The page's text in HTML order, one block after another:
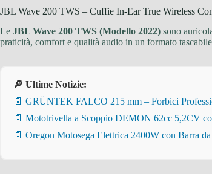
JBL Wave 200 TWS – Cuffie In-Ear True Wireless
Le JBL Wave 200 TWS (Modello 2022) sono
praticità, comfort e qualità audio in un formato
🔎 Ultime Notizie:
📄 GRÜNTEK FALCO 215 mm – Forbici
📄 Mototrivella a Scoppio DEMON 62cc 5,2CV
📄 Oregon Motosega Elettrica 2400W con Barra